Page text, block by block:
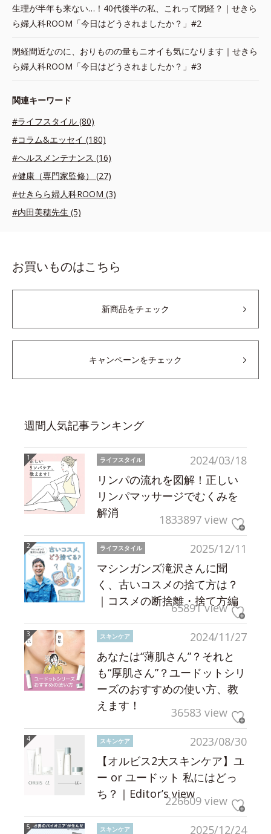
生理が半年も来ない…！40代後半の私、これって閉経？｜せきら
ら婦人科ROOM「今日はどうされましたか？」#2
閉経間近なのに、おりものの量もニオイも気になります｜せきら
ら婦人科ROOM「今日はどうされましたか？」#3
関連キーワード
#ライフスタイル (80)
#コラム&エッセイ (180)
#ヘルスメンテナンス (16)
#健康（専門家監修） (27)
#せきらら婦人科ROOM (3)
#内田美穂先生 (5)
お買いものはこちら
新商品をチェック
キャンペーンをチェック
週間人気記事ランキング
2024/03/18
ライフスタイル
リンパの流れを図解！正しい
リンパマッサージでむくみを
解消
1833897 view
2025/12/11
ライフスタイル
マシンガンズ滝沢さんに聞
く、古いコスメの捨て方は？
｜コスメの断捨離・捨て方編
65891 view
2024/11/27
スキンケア
あなたは“薄肌さん”？それと
も“厚肌さん”？ユードットシリ
ーズのおすすめの使い方、教
えます！
36583 view
2023/08/30
スキンケア
【オルビス2大スキンケア】ユ
ー or ユードット 私にはどっ
ち？｜Editor’s view226609 view
2025/12/24
スキンケア